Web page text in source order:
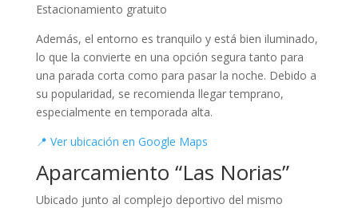
Estacionamiento gratuito
Además, el entorno es tranquilo y está bien iluminado,
lo que la convierte en una opción segura tanto para
una parada corta como para pasar la noche. Debido a
su popularidad, se recomienda llegar temprano,
especialmente en temporada alta.
📍 Ver ubicación en Google Maps
Aparcamiento “Las Norias”
Ubicado junto al complejo deportivo del mismo